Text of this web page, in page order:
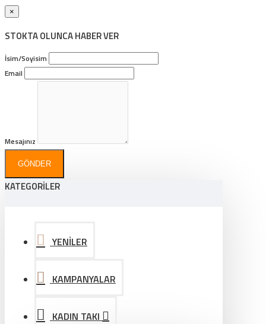
×
STOKTA OLUNCA HABER VER
İsim/Soyisim
Email
Mesajınız
GÖNDER
KATEGORİLER
YENİLER
KAMPANYALAR
KADIN TAKI